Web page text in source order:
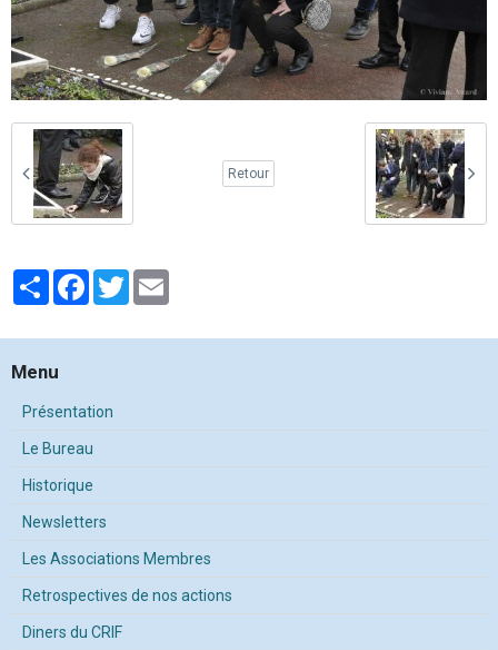
Retour
PartagerFacebook
Twitter
Menu
Présentation
Le Bureau
Historique
Newsletters
Les Associations Membres
Retrospectives de nos actions
Diners du CRIF